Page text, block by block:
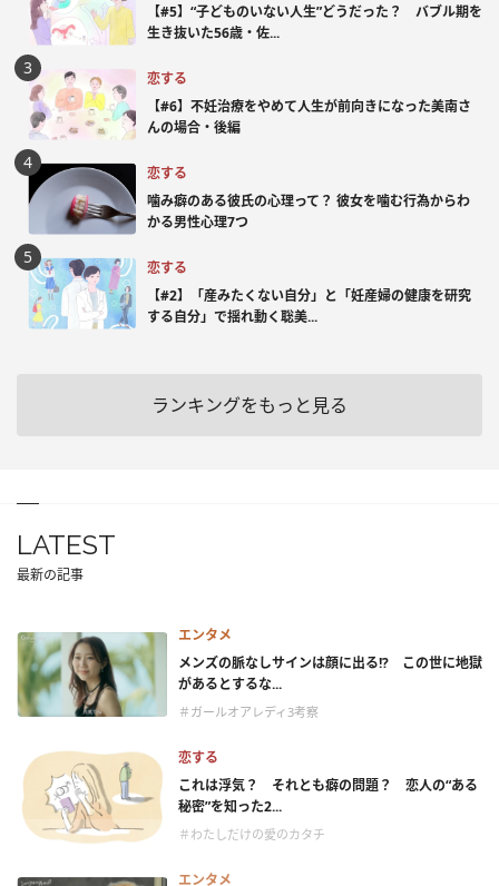
【#5】“子どものいない人生”どうだった？ バブル期を
生き抜いた56歳・佐...
恋する
【#6】不妊治療をやめて人生が前向きになった美南さ
んの場合・後編
恋する
噛み癖のある彼氏の心理って？ 彼女を噛む行為からわ
かる男性心理7つ
恋する
【#2】「産みたくない自分」と「妊産婦の健康を研究
する自分」で揺れ動く聡美...
ランキングをもっと見る
LATEST
最新の記事
エンタメ
メンズの脈なしサインは顔に出る!? この世に地獄
があるとするな...
＃ガールオアレディ3考察
恋する
これは浮気？ それとも癖の問題？ 恋人の“ある
秘密”を知った2...
＃わたしだけの愛のカタチ
エンタメ